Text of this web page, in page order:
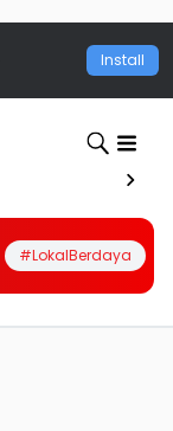
Install
#LokalBerdaya